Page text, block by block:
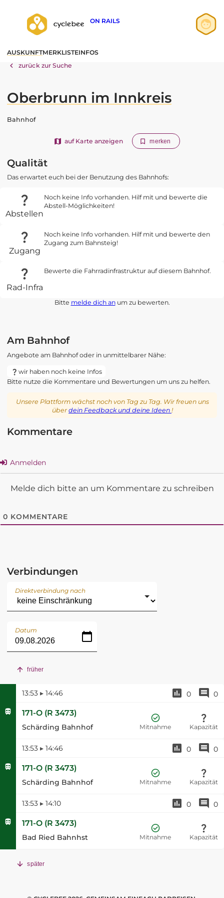
ON RAILS
AUSKUNFTMERKLISTEINFOS
zurück zur Suche
Oberbrunn im Innkreis
Bahnhof
auf Karte anzeigen merken
Qualität
Das erwartet euch bei der Benutzung des Bahnhofs:
Abstellen
Noch keine Info vorhanden. Hilf mit und bewerte die
Abstell-Möglichkeiten!
Zugang
Noch keine Info vorhanden. Hilf mit und bewerte den
Zugang zum Bahnsteig!
Rad-Infra
Bewerte die Fahrradinfrastruktur auf diesem Bahnhof.
Bitte melde dich anum zu bewerten.
Am Bahnhof
Angebote am Bahnhof oder in unmittelbarer Nähe:
wir haben noch keine Infos
Bitte nutze die Kommentare und Bewertungen um uns zu helfen.
Unsere Plattform wächst noch von Tag zu Tag. Wir freuen uns
überdein Feedback und deine Ideen !
Kommentare
Anmelden
Melde dich bitte an um Kommentare zu schreiben
0 KOMMENTARE
Verbindungen
Direktverbindung nach
Datum
früher
13:53 ▸ 14:46 0 0
171-O (R 3473)
Schärding Bahnhof Mitnahme Kapazität
13:53 ▸ 14:46 0 0
171-O (R 3473)
Schärding Bahnhof Mitnahme Kapazität
13:53 ▸ 14:10 0 0
171-O (R 3473)
Bad Ried Bahnhst Mitnahme Kapazität
später